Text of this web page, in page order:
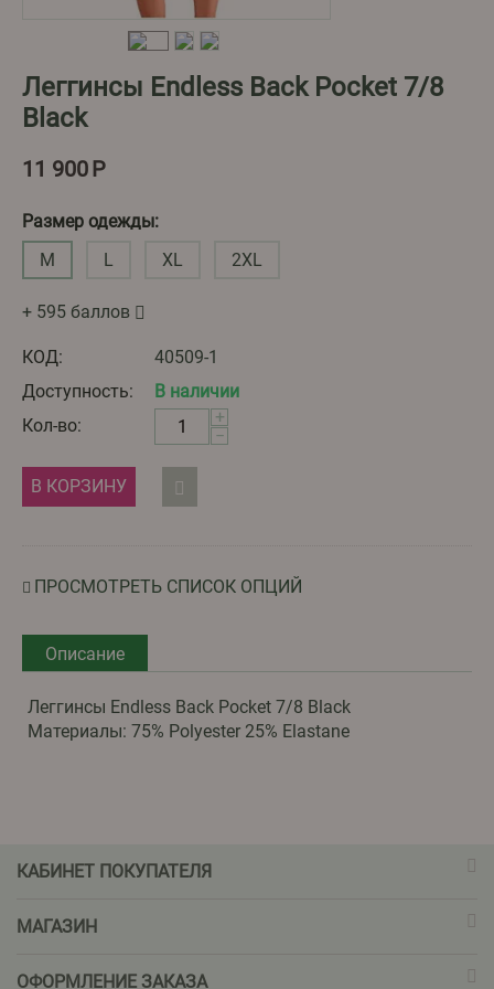
Леггинсы Endless Back Pocket 7/8
Black
11 900Р
Размер одежды:
M
L XL 2XL
+ 595 баллов
КОД:
40509-1
Доступность:
В наличии
Кол-во:
+
−
В КОРЗИНУ
ПРОСМОТРЕТЬ СПИСОК ОПЦИЙ
Описание
Леггинсы Endless Back Pocket 7/8 Black
Материалы: 75% Polyester 25% Elastane
КАБИНЕТ ПОКУПАТЕЛЯ
МАГАЗИН
ОФОРМЛЕНИЕ ЗАКАЗА